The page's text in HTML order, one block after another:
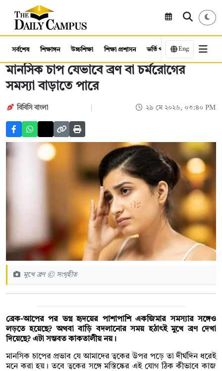
সর্বশেষ শিক্ষাঙ্গন উচ্চশিক্ষা শিক্ষা প্রশাসন ভর্তি পরীক্ষা কর্মসংস্থান
Eng
মানসিক চাপ যেভাবে ব্রণ বা চর্মরোগের
সমস্যা বাড়াতে পারে
বিবিসি বাংলা ২৯ মে ২০২৬, ০৩:৪০ PM
মুখে ব্রণ © সংগৃহীত
ব্রেক-আপের পর ভগ্ন হৃদয়ের পাশাপাশি একজিমার সমস্যার সঙ্গেও
লড়তে হয়েছে? অথবা বাড়ি বদলানোর সময় হঠাৎই মুখে ব্রণ দেখা
দিয়েছে? এটা সম্ভবত কাকতালীয় নয়।
মানসিক চাপের প্রভাব যে আমাদের ত্বকের উপর পড়ে তা দীর্ঘদিন ধরেই
মনে করা হয়। তবে ত্বকের সঙ্গে মস্তিষ্কের এই যোগ ঠিক কীভাবে কাজ